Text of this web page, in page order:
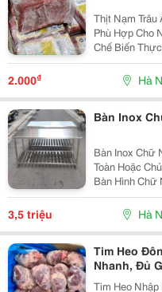
Thịt Nạm Trâu
Phù Hợp Cho
Chế Biến Thực Phẩm Thịt Nạm Trâu
Bụng Trâu ,
&Ndash; Nơi
2.000₫ Hà
Bàn Inox
Bàn Inox Chữ
Toàn Hoặc
Bàn Hình Chữ
Là Kích
Hàng, Bếp
3,5 triệu Hà
Tim Heo
Nhanh, Đủ
Tim Heo